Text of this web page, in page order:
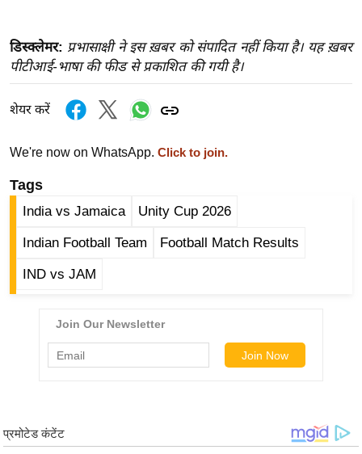
मि
सा
श
य
त
यं
इं
डि
ऑ
डिस्क्लेमर: प्रभासाक्षी ने इस ख़बर को संपादित नहीं किया है। यह ख़बर
पीटीआई-भाषा की फीड से प्रकाशित की गयी है।
शेयर करें
We're now on WhatsApp. Click to join.
Tags
India vs Jamaica Unity Cup 2026
Indian Football Team Football Match Results
IND vs JAM